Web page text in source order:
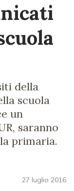
della
scuola
un
saranno
primaria.
27 luglio 2016